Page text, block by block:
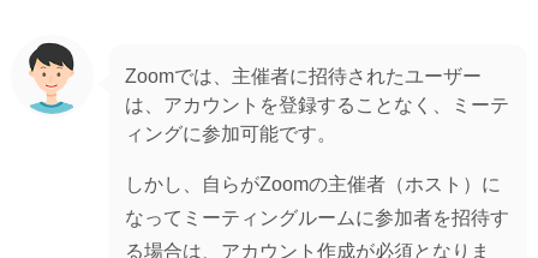
Zoomでは、主催者に招待されたユーザー
は、アカウントを登録することなく、ミーテ
ィングに参加可能です。
しかし、自らがZoomの主催者（ホスト）に
なってミーティングルームに参加者を招待す
る場合は、アカウント作成が必須となりま